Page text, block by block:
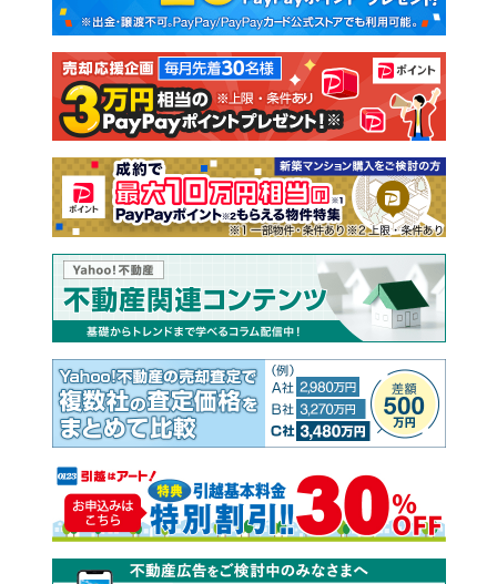
新築一戸建て 中古一戸建て
注文住宅 土地
売却査定